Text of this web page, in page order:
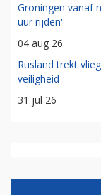
Groningen vanaf
uur rijden'
04 aug 26
Rusland trekt
veiligheid
31 jul 26